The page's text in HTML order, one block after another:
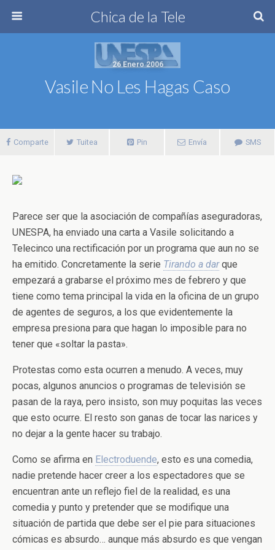
Chica de la Tele
26 Enero 2006
Vasile No Les Hagas Caso
Comparte Tuitea Pin Envía SMS
Parece ser que la asociación de compañías aseguradoras,
UNESPA, ha enviado una carta a Vasile solicitando a
Telecinco una rectificación por un programa que aun no se
ha emitido. Concretamente la serie Tirando a darque
empezará a grabarse el próximo mes de febrero y que
tiene como tema principal la vida en la oficina de un grupo
de agentes de seguros, a los que evidentemente la
empresa presiona para que hagan lo imposible para no
tener que «soltar la pasta».
Protestas como esta ocurren a menudo. A veces, muy
pocas, algunos anuncios o programas de televisión se
pasan de la raya, pero insisto, son muy poquitas las veces
que esto ocurre. El resto son ganas de tocar las narices y
no dejar a la gente hacer su trabajo.
Como se afirma en Electroduende, esto es una comedia,
nadie pretende hacer creer a los espectadores que se
encuentran ante un reflejo fiel de la realidad, es una
comedia y punto y pretender que se modifique una
situación de partida que debe ser el pie para situaciones
cómicas es absurdo… aunque más absurdo es que vengan